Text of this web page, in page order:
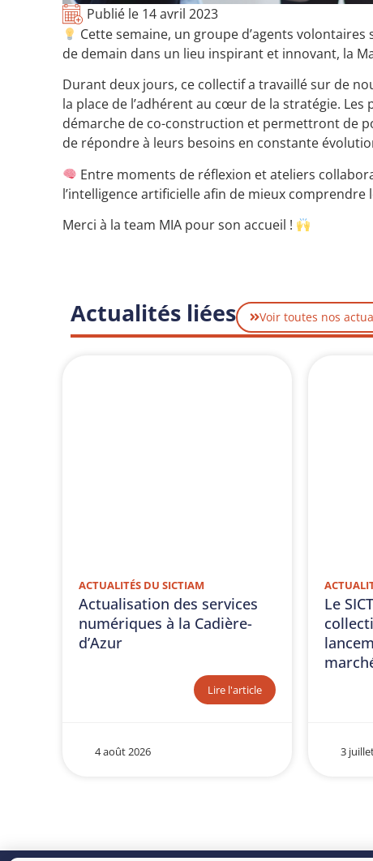
Publié le 14 avril 2023
Cette semaine, un groupe d’agents volontaires
de demain dans un lieu inspirant et innovant, la
Durant deux jours, ce collectif a travaillé sur de
la place de l’adhérent au cœur de la stratégie.
démarche de co-construction et permettront de
de répondre à leurs besoins en constante
Entre moments de réflexion et ateliers
l’intelligence artificielle afin de mieux
Merci à la team MIA pour son accueil !
Actualités liées Voir toutes nos
ACTUALITÉS DU SICTIAM
Actualisation des services
numériques à la Cadière-
d’Azur
Lire l'article
4 août 2026
Le
3